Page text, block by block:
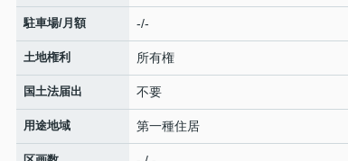
駐車場/月額 -/-
土地権利 所有権
国土法届出 不要
用途地域 第一種住居